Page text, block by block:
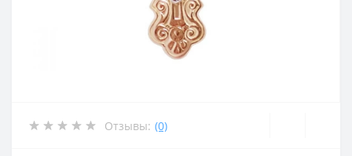
Отзывы: (0)